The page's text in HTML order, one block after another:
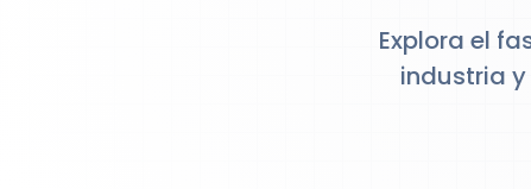
Explora el
industria